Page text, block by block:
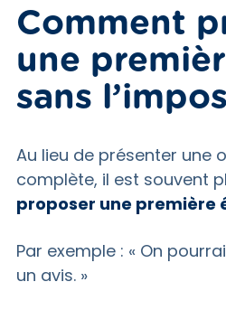
Comment
une
sans
Au lieu de présenter une
complète, il est souvent
proposer une première
Par exemple : « On
un avis. »